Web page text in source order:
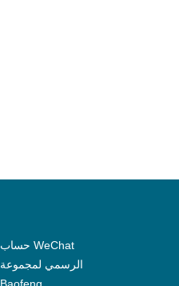
حساب WeChat
الرسمي لمجموعة
Baofeng